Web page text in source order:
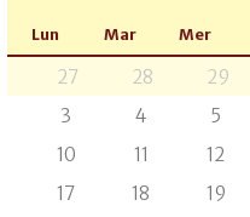
Lun Mar Mer
27 28 29
3
4 5
10
11 12
17
18 19